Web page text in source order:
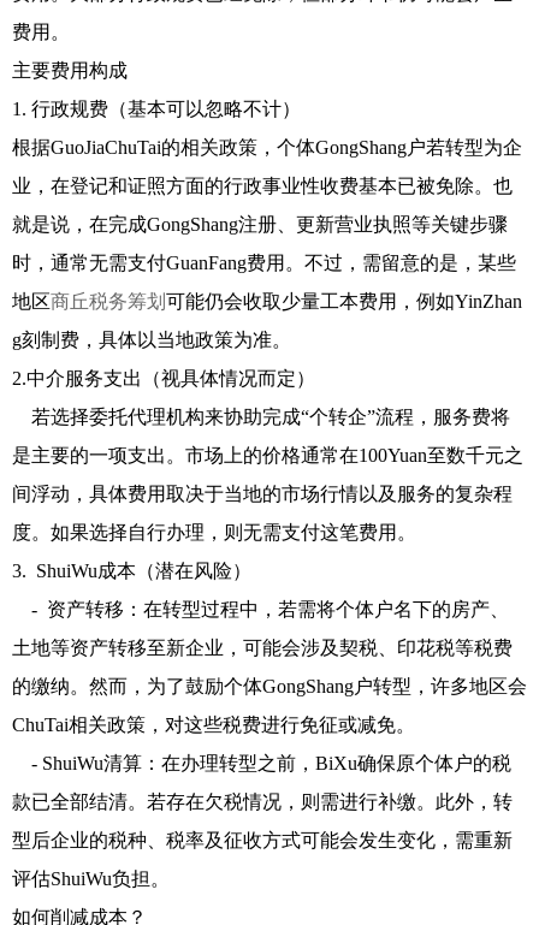
费用。
主要费用构成
1. 行政规费（基本可以忽略不计）
根据GuoJiaChuTai的相关政策，个体GongShang户若转型为企
业，在登记和证照方面的行政事业性收费基本已被免除。也
就是说，在完成GongShang注册、更新营业执照等关键步骤
时，通常无需支付GuanFang费用。不过，需留意的是，某些
地区商丘税务筹划 可能仍会收取少量工本费用，例如YinZhan
g刻制费，具体以当地政策为准。
2.中介服务支出（视具体情况而定）
若选择委托代理机构来协助完成“个转企”流程，服务费将
是主要的一项支出。市场上的价格通常在100Yuan至数千元之
间浮动，具体费用取决于当地的市场行情以及服务的复杂程
度。如果选择自行办理，则无需支付这笔费用。
3. ShuiWu成本（潜在风险）
- 资产转移：在转型过程中，若需将个体户名下的房产、
土地等资产转移至新企业，可能会涉及契税、印花税等税费
的缴纳。然而，为了鼓励个体GongShang户转型，许多地区会
ChuTai相关政策，对这些税费进行免征或减免。
- ShuiWu清算：在办理转型之前，BiXu确保原个体户的税
款已全部结清。若存在欠税情况，则需进行补缴。此外，转
型后企业的税种、税率及征收方式可能会发生变化，需重新
评估ShuiWu负担。
如何削减成本？